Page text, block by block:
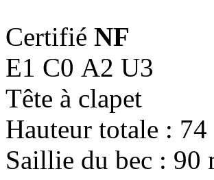
Certifié NF
E1 C0 A2 U3
Tête à clapet
Hauteur totale : 74
Saillie du bec : 90